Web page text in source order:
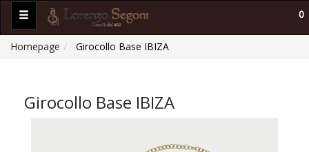
0
Homepage Girocollo Base IBIZA
Girocollo Base IBIZA